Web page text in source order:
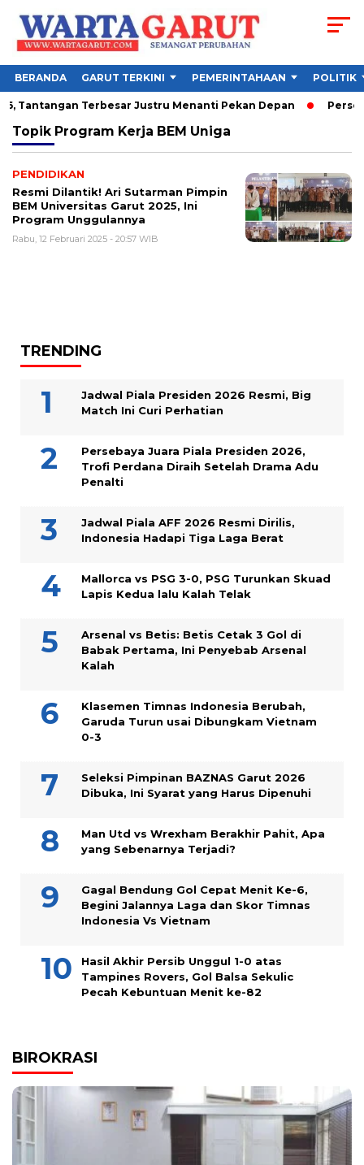
BERANDA GARUT TERKINI PEMERINTAHAAN POLITIK
Tantangan Terbesar Justru Menanti Pekan Depan
Topik Program Kerja BEM Uniga
PENDIDIKAN
Resmi Dilantik! Ari Sutarman Pimpin
BEM Universitas Garut 2025, Ini
Program Unggulannya
Rabu, 12 Februari 2025 - 20:57 WIB
TRENDING
Jadwal Piala Presiden 2026 Resmi, Big
Match Ini Curi Perhatian
Persebaya Juara Piala Presiden 2026,
Trofi Perdana Diraih Setelah Drama Adu
Penalti
Jadwal Piala AFF 2026 Resmi Dirilis,
Indonesia Hadapi Tiga Laga Berat
Mallorca vs PSG 3-0, PSG Turunkan Skuad
Lapis Kedua lalu Kalah Telak
Arsenal vs Betis: Betis Cetak 3 Gol di
Babak Pertama, Ini Penyebab Arsenal
Kalah
Klasemen Timnas Indonesia Berubah,
Garuda Turun usai Dibungkam Vietnam
0-3
Seleksi Pimpinan BAZNAS Garut 2026
Dibuka, Ini Syarat yang Harus Dipenuhi
Man Utd vs Wrexham Berakhir Pahit, Apa
yang Sebenarnya Terjadi?
Gagal Bendung Gol Cepat Menit Ke-6,
Begini Jalannya Laga dan Skor Timnas
Indonesia Vs Vietnam
Hasil Akhir Persib Unggul 1-0 atas
Tampines Rovers, Gol Balsa Sekulic
Pecah Kebuntuan Menit ke-82
BIROKRASI